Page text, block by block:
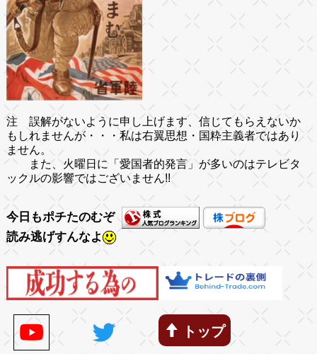
注 誤解がないように申し上げます、信じてもらえないか
もしれませんが・・・私は右翼思想・国粋主義者ではあり
ません。
また、火曜日に「愛国者的発言」が多いのはテレビタ
ックルの影響ではございません!!
今日もポチたのむぞ
読み逃げすんなよ
トップ